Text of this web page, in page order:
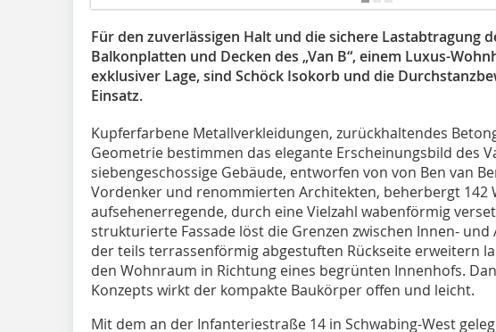
Für den zuverlässigen Halt und die sichere Lastabtragung
Balkonplatten und Decken des „Van B“, einem Luxus-
exklusiver Lage, sind Schöck Isokorb und die
Einsatz.
Kupferfarbene Metallverkleidungen, zurückhaltendes
Geometrie bestimmen das elegante Erscheinungsbild des
siebengeschossige Gebäude, entworfen von von Ben van
Vordenker und renommierten Architekten, beherbergt 142
aufsehenerregende, durch eine Vielzahl wabenförmig
strukturierte Fassade löst die Grenzen zwischen Innen- und
der teils terrassenförmig abgestuften Rückseite erweitern
den Wohnraum in Richtung eines begrünten Innenhofs.
Konzepts wirkt der kompakte Baukörper offen und leicht.
Mit dem an der Infanteriestraße 14 in Schwabing-West